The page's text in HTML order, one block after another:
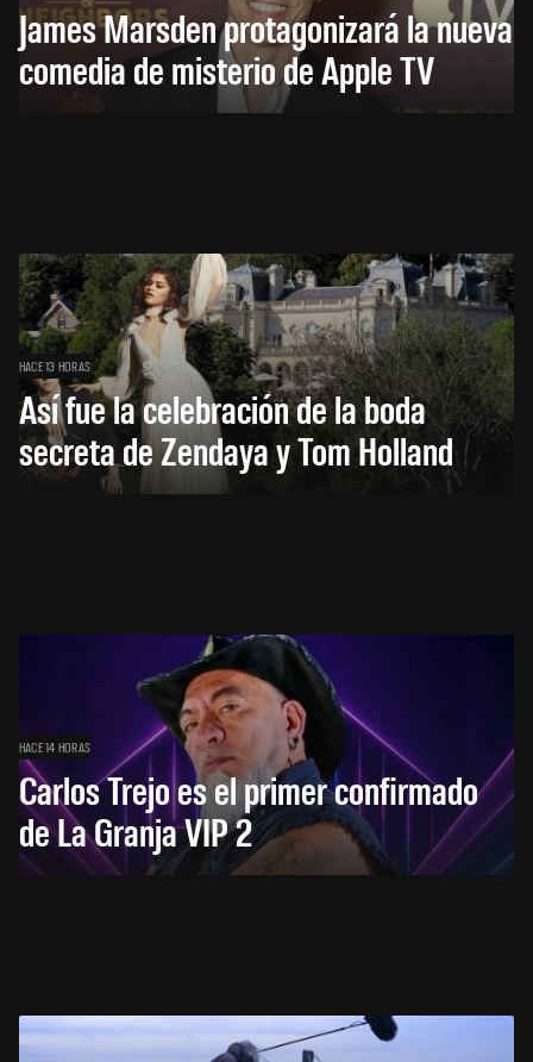
James Marsden protagonizará la nueva
comedia de misterio de Apple TV
HACE 13 HORAS
Así fue la celebración de la boda
secreta de Zendaya y Tom Holland
HACE 14 HORAS
Carlos Trejo es el primer confirmado
de La Granja VIP 2